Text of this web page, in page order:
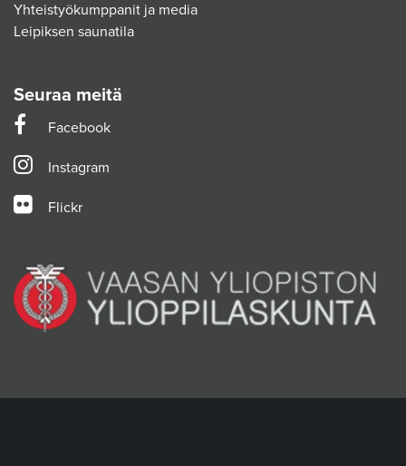
Yhteistyökumppanit ja media
Leipiksen saunatila
Seuraa meitä
Facebook
Instagram
Flickr